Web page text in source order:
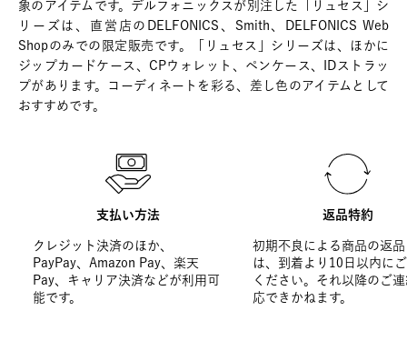
象のアイテムです。デルフォニックスが別注した「リュセス」シ
リーズは、直営店のDELFONICS、Smith、DELFONICS Web
Shopのみでの限定販売です。「リュセス」シリーズは、ほかに
ジップカードケース、CPウォレット、ペンケース、IDストラッ
プがあります。コーディネートを彩る、差し色のアイテムとして
おすすめです。
支払い方法
クレジット決済のほか、
PayPay、Amazon Pay、楽天
Pay、キャリア決済などが利用可
能です。
返品特約
初期不良による商品の返
は、到着より10日以内に
ください。それ以降のご
応できかねます。